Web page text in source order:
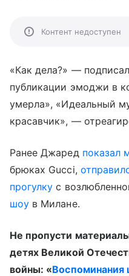
Контент недоступен
«Как дела?» —
публикации эмоджи в
умерла», «Идеальный
красавчик», —
Ранее Джаред показал
брюках Gucci,
прогулку с
шоу в Милане.
Не пропусти
детях Великой
войны: «Воспоминания